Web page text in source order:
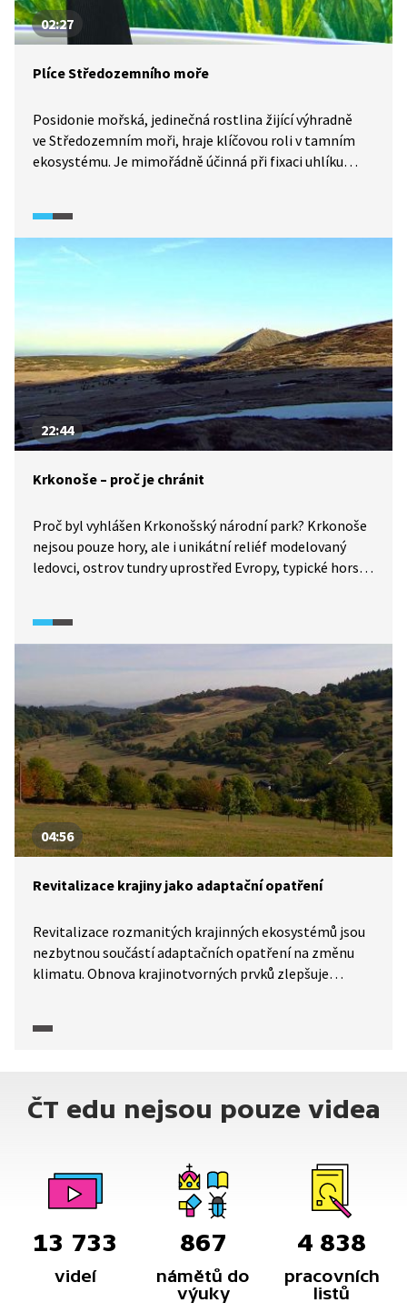
02:27
Plíce Středozemního moře
Posidonie mořská, jedinečná rostlina žijící výhradně
ve Středozemním moři, hraje klíčovou roli v tamním
ekosystému. Je mimořádně účinná při fixaci uhlíku
má ale významný vliv klimatická změna. S rostoucí
teplotou moří je ohrožen její růst.
22:44
Krkonoše – proč je chránit
Proč byl vyhlášen Krkonošský národní park? Krkonoše
nejsou pouze hory, ale i unikátní reliéf modelovaný
ledovci, ostrov tundry uprostřed Evropy, typické horské
pohoří kdysi kolonizovali.
04:56
Revitalizace krajiny jako adaptační opatření
Revitalizace rozmanitých krajinných ekosystémů jsou
nezbytnou součástí adaptačních opatření na změnu
klimatu. Obnova krajinotvorných prvků zlepšuje
zajišťuje její prostupnost. Pojďte se s námi podívat
ČT edu nejsou pouze videa
13 733
videí
867
námětů do
výuky
4 838
pracovních
listů